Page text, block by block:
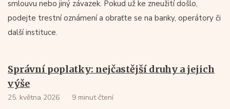
smlouvu nebo jiný závazek. Pokud už ke zneužití došlo,
podejte trestní oznámení a obraťte se na banky, operátory či
další instituce.
Správní poplatky: nejčastější druhy a jejich
výše
25. května 2026 9 minut čtení